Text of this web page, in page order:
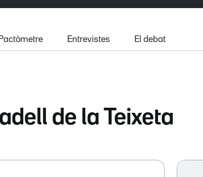
Entrevistes El debat
de la Teixeta